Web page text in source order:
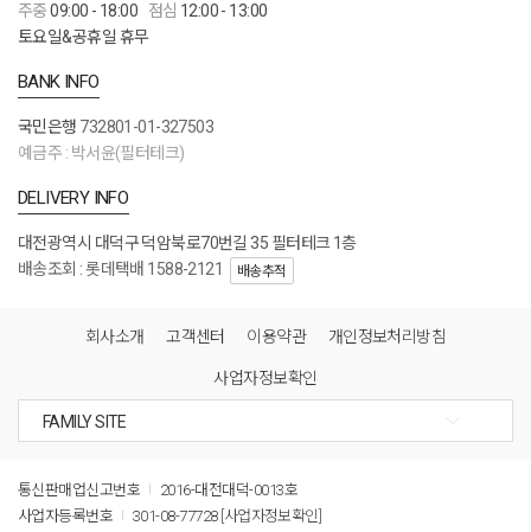
주중09:00 - 18:00 점심 12:00 - 13:00
토요일&공휴일 휴무
BANK INFO
국민은행 732801-01-327503
예금주 : 박서윤(필터테크)
DELIVERY INFO
대전광역시 대덕구 덕암북로70번길 35 필터테크 1층
배송조회 : 롯데택배 1588-2121
배송추적
회사소개 고객센터 이용약관 개인정보처리방침
사업자정보확인
통신판매업신고번호
2016-대전대덕-0013호
사업자등록번호
301-08-77728 [사업자정보확인]